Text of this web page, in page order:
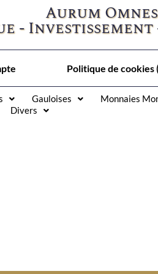
Aurum Omnes
-
Politique de cookies
Gauloises Monnaies
Divers